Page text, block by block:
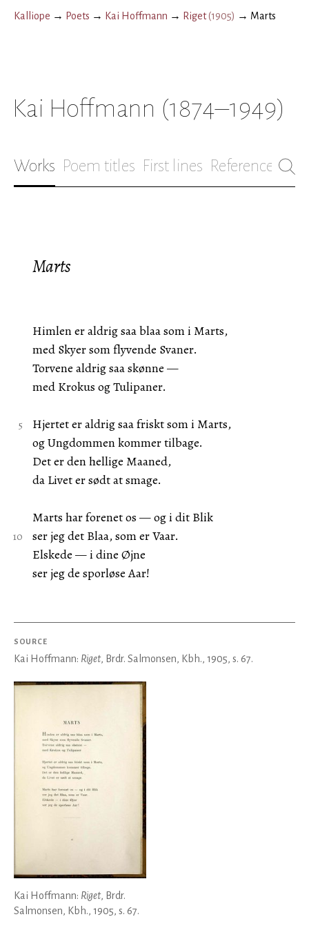
Kalliope → Poets → Kai Hoffmann → Riget(1905) → Marts
Kai Hoffmann (1874–1949)
Works Poem titles First lines References
Marts
Himlen er aldrig saa blaa som i Marts,
med Skyer som flyvende Svaner.
Torvene aldrig saa skønne —
med Krokus og Tulipaner.
Hjertet er aldrig saa friskt som i Marts,
og Ungdommen kommer tilbage.
Det er den hellige Maaned,
da Livet er sødt at smage.
Marts har forenet os — og i dit Blik
ser jeg det Blaa, som er Vaar.
Elskede — i dine Øjne
ser jeg de sporløse Aar!
SOURCE
Kai Hoffmann: Riget, Brdr. Salmonsen, Kbh., 1905, s. 67.
Kai Hoffmann: Riget, Brdr.
Salmonsen, Kbh., 1905, s. 67.